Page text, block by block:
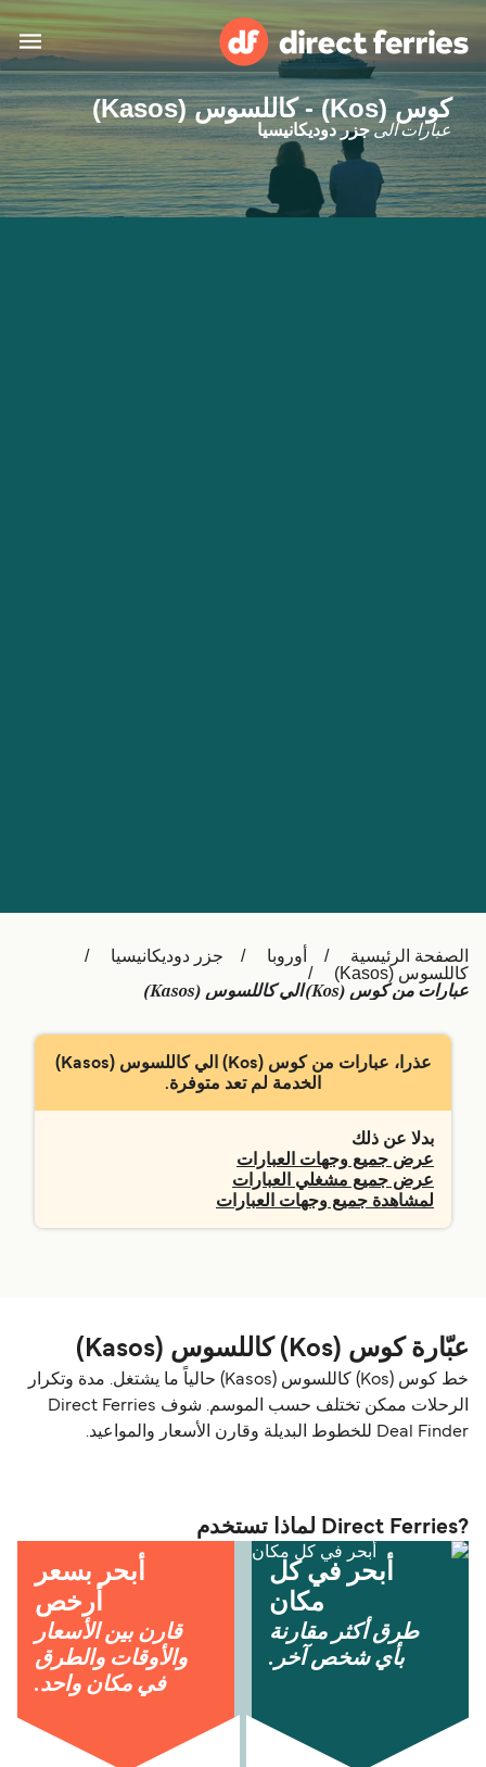
البلدان
تذاكر العبّارة
België (NL)
Ελλάδα
Belgique (FR)
Polska
Deutschland
Schweiz (DE)
Maroc (FR)
كوس (Kos) - كاللسوس (Kasos)
عبارات الىجزر دوديكانيسيا
الصفحة الرئيسية أوروبا
جزر دوديكانيسيا
كاللسوس (Kasos)
عبارات من كوس (Kos) الي كاللسوس (Kasos)
عذرا، عبارات من كوس (Kos) الي كاللسوس (Kasos)
الخدمة لم تعد متوفرة.
بدلا عن ذلك
عرض جميع وجهات العبارات
عرض جميع مشغلي العبارات
لمشاهدة جميع وجهات العبارات
عبّارة كوس (Kos) كاللسوس (Kasos)
خط كوس (Kos) كاللسوس (Kasos) حالياً ما يشتغل. مدة وتكرار
الرحلات ممكن تختلف حسب الموسم. شوف Direct Ferries
Deal Finder للخطوط البديلة وقارن الأسعار والمواعيد.
?Direct Ferries لماذا تستخدم
أبحر في كل
مكان
طرق أكثر مقارنة
بأي شخص آخر.
أبحر بسعر
أرخص
قارن بين الأسعار
والأوقات والطرق
في مكان واحد.